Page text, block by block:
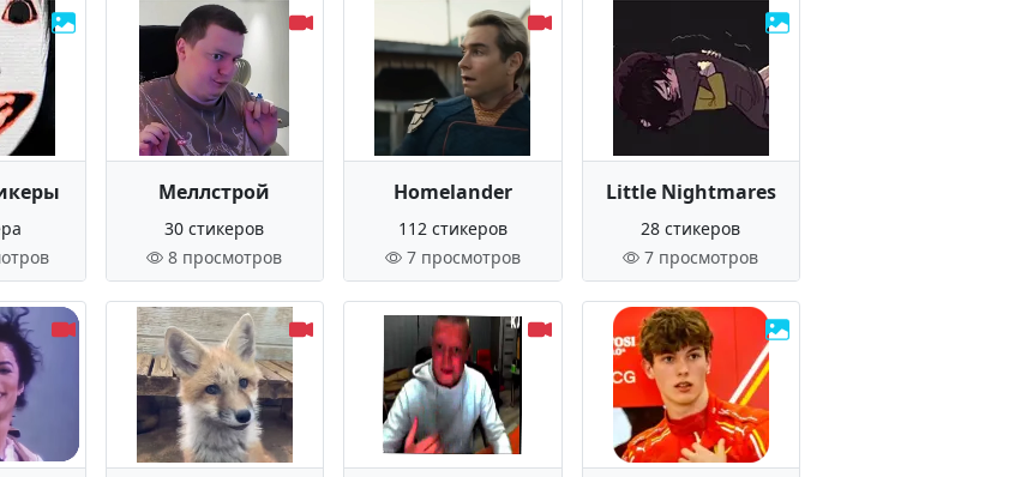
Меллстрой
30 стикеров
8 просмотров
Homelander
112 стикеров
7 просмотров
Little Nightmares
28 стикеров
7 просмотров